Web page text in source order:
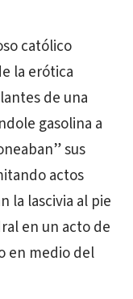
católico
la erótica
de una
gasolina a
sus
actos
la lascivia al pie
en un acto de
en medio del